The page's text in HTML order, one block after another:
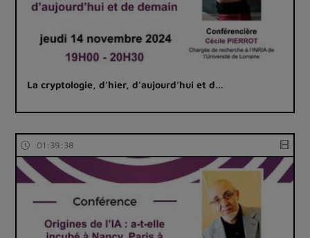
La cryptologie, d’hier, d’aujourd’hui et d…
01:39:38